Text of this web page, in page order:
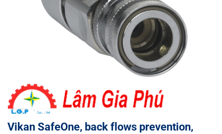
Vikan SafeOne, back flows prevention,